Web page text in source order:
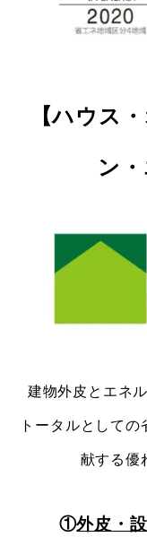
【ハウス
ン
建物外皮とエネ
トータルとして
献する優
①外皮・